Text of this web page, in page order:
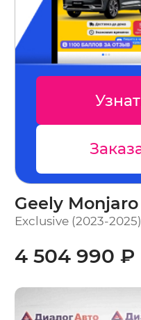
Geely Monjaro
Exclusive (2023-2025)
4 504 990 ₽